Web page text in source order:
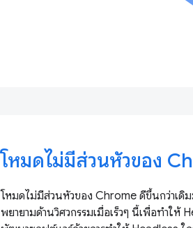
โหมดไม่มีส่วนหัวของ
โหมดไม่มีส่วนหัวของ Chrome ดีขึ้นกว่าเดิ
พยายามด้านวิศวกรรมเมื่อเร็วๆ นี้เพื่อทำใ